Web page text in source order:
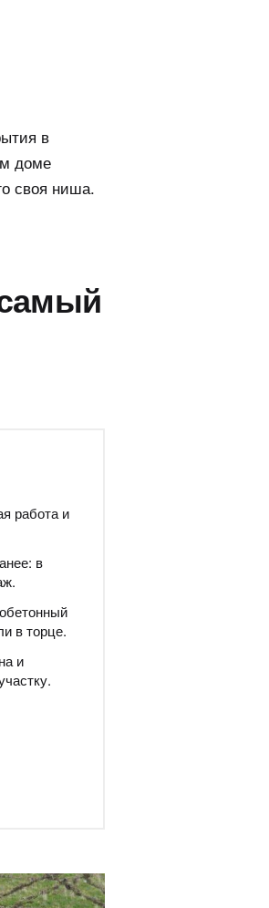
в
доме
своя ниша.
работа и
в
в торце.
и